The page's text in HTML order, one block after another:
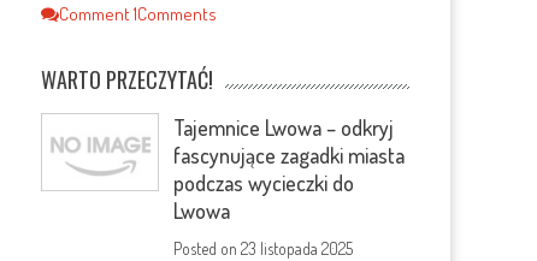
Comment1Comments
WARTO PRZECZYTAĆ!
Tajemnice Lwowa – odkryj
fascynujące zagadki miasta
podczas wycieczki do
Lwowa
Posted on23 listopada 2025